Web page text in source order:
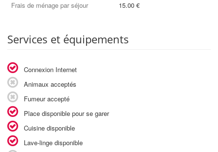
Frais de ménage par séjour
15.00 €
Services et équipements
Connexion Internet
Animaux acceptés
Fumeur accepté
Place disponible pour se garer
Cuisine disponible
Lave-linge disponible